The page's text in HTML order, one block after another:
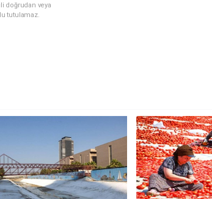
doğrudan veya
tutulamaz.